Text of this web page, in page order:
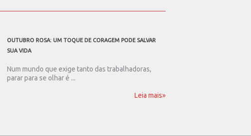
OUTUBRO ROSA: UM TOQUE DE CORAGEM PODE SALVAR
SUA VIDA
Num mundo que exige tanto das trabalhadoras,
parar para se olhar é ...
Leia mais»